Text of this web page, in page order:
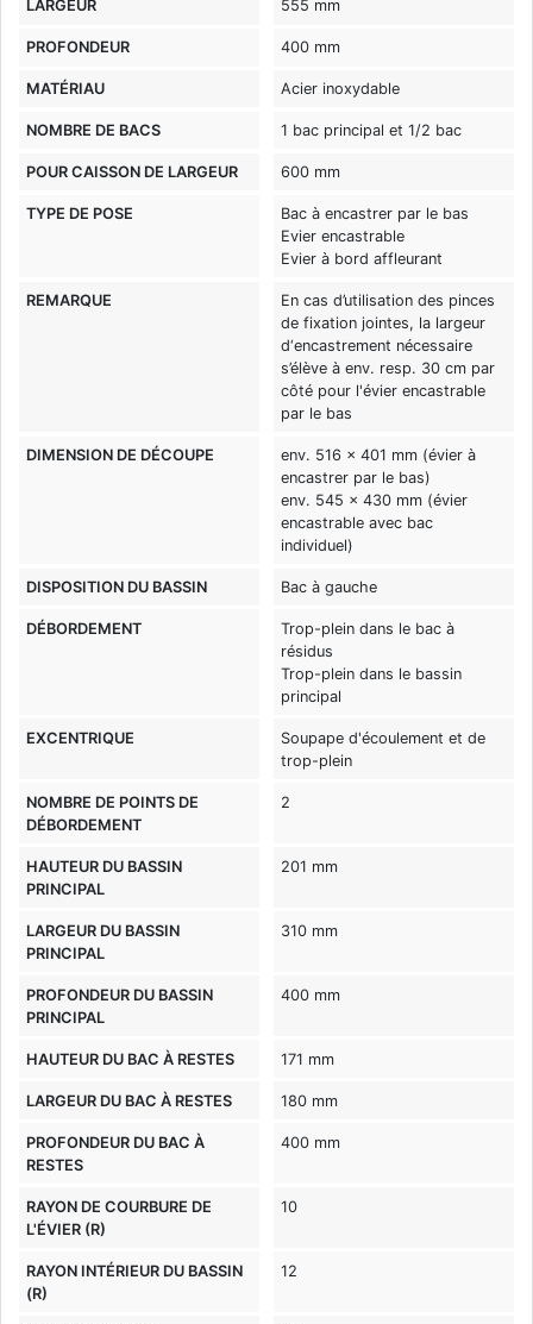
LARGEUR 555 mm
PROFONDEUR 400 mm
MATÉRIAU Acier inoxydable
NOMBRE DE BACS 1 bac principal et 1/2 bac
POUR CAISSON DE LARGEUR 600 mm
TYPE DE POSE
Bac à encastrer par le bas
Evier encastrable
Evier à bord affleurant
REMARQUE
En cas d’utilisation des pinces
de fixation jointes, la largeur
d‘encastrement nécessaire
s’élève à env. resp. 30 cm par
côté pour l'évier encastrable
par le bas
DIMENSION DE DÉCOUPE
env. 516 x 401 mm (évier à
encastrer par le bas)
env. 545 x 430 mm (évier
encastrable avec bac
individuel)
DISPOSITION DU BASSIN Bac à gauche
DÉBORDEMENT
Trop-plein dans le bac à
résidus
Trop-plein dans le bassin
principal
EXCENTRIQUE
Soupape d'écoulement et de
trop-plein
NOMBRE DE POINTS DE
DÉBORDEMENT
2
HAUTEUR DU BASSIN
PRINCIPAL
201 mm
LARGEUR DU BASSIN
PRINCIPAL
310 mm
PROFONDEUR DU BASSIN
PRINCIPAL
400 mm
HAUTEUR DU BAC À RESTES 171 mm
LARGEUR DU BAC À RESTES 180 mm
PROFONDEUR DU BAC À
RESTES
400 mm
RAYON DE COURBURE DE
L'ÉVIER (R)
10
RAYON INTÉRIEUR DU BASSIN
(R)
12